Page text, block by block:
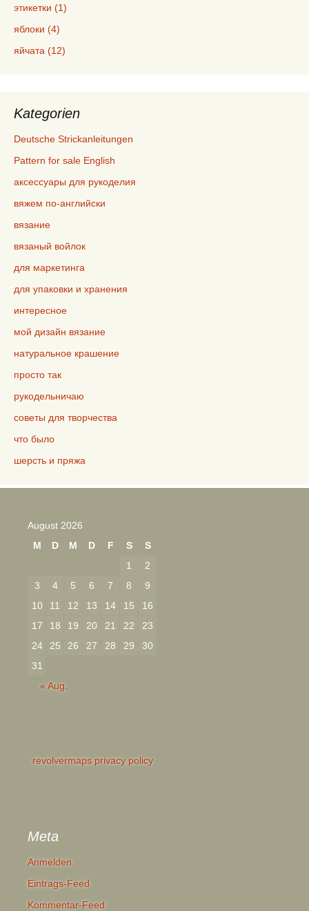
этикетки (1)
яблоки (4)
яйчата (12)
Kategorien
Deutsche Strickanleitungen
Pattern for sale English
аксессуары для рукоделия
вяжем по-английски
вязание
вязаный войлок
для маркетинга
для упаковки и хранения
интересное
мой дизайн вязание
натуральное крашение
просто так
рукодельничаю
советы для творчества
что было
шерсть и пряжа
August 2026
M
D M D F S
S
1
2
3
4 5 6 7 8
9
10
11 12 13 14 15
16
17
18 19 20 21 22
23
24
25 26 27 28 29
30
31
« Aug.
revolvermaps privacy policy
Meta
Anmelden
Eintrags-Feed
Kommentar-Feed